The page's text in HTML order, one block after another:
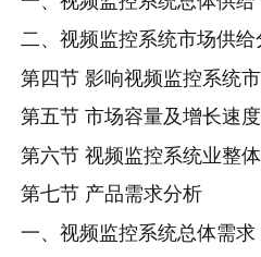
二、视频监控系统市场供给
第四节 影响视频监控系统
第五节 市场容量及增长速度
第六节 视频监控系统业整
第七节 产品需求分析
一、视频监控系统总体需求